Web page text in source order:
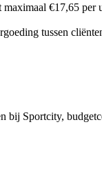
€17,65 per
tussen
bij Sportcity,